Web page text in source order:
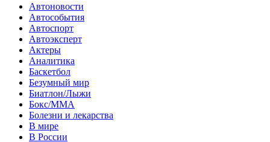
Автоновости
Автособытия
Автоспорт
Автоэксперт
Актеры
Аналитика
Баскетбол
Безумный мир
Биатлон/Лыжи
Бокс/MMA
Болезни и лекарства
В мире
В России